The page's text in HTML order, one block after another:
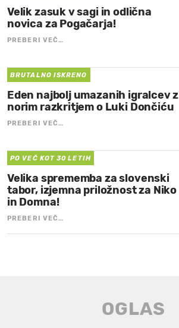
Velik zasuk v sagi in odlična
novica za Pogačarja!
PREBERI VEČ…
BRUTALNO ISKRENO
Eden najbolj umazanih igralcev z
norim razkritjem o Luki Dončiću
PREBERI VEČ…
PO VEČ KOT 30 LETIH
Velika sprememba za slovenski
tabor, izjemna priložnost za Niko
in Domna!
PREBERI VEČ…